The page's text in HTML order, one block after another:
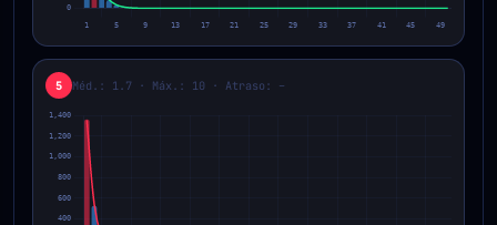
5 Méd.: 1.7 · Máx.: 10 · Atraso: –